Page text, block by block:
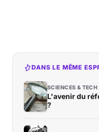
DANS LE MÊME
SCIENCES & TECH
L'avenir du
?